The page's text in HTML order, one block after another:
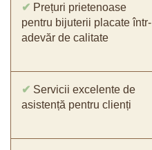
✔ Prețuri prietenoase
pentru bijuterii placate într-
adevăr de calitate
✔ Servicii excelente de
asistență pentru clienți